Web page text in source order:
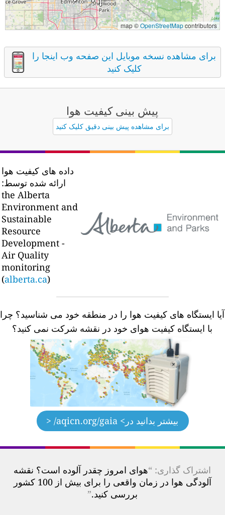
map ©OpenStreetMapcontributors
برای مشاهده نسخه موبایل این صفحه وب اینجا را
کلیک کنید
پیش بینی کیفیت هوا
برای مشاهده پیش بینی دقیق کلیک کنید
داده های کیفیت هوا
ارائه شده توسط:
the Alberta
Environment and
Sustainable
Resource
Development -
Air Quality
monitoring
(alberta.ca)
ایستگاه های کیفیت هوا را در منطقه خود می شناسید؟ چرا
با ایستگاه کیفیت هوای خود در نقشه شرکت نمی کنید؟
بیشتر بدانید در> aqicn.org/gaia/ <
اشتراک گذاری: “هوای امروز چقدر آلوده است؟ نقشه
آلودگی هوا در زمان واقعی را برای بیش از 100 کشور
بررسی کنید.”